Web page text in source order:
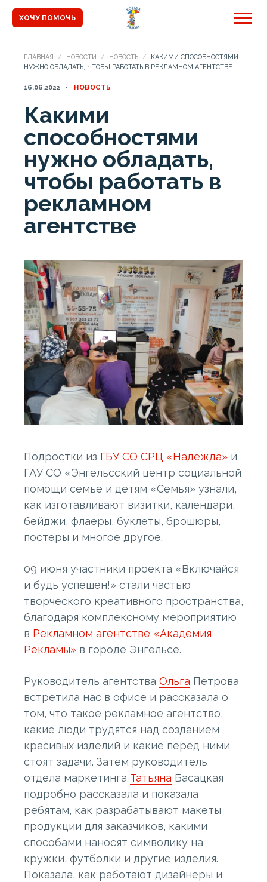
ХОЧУ ПОМОЧЬ
ГЛАВНАЯ НОВОСТИ НОВОСТЬ
КАКИМИ СПОСОБНОСТЯМИ
НУЖНО ОБЛАДАТЬ, ЧТОБЫ РАБОТАТЬ В РЕКЛАМНОМ АГЕНТСТВЕ
16.06.2022 НОВОСТЬ
Какими
способностями
нужно обладать,
чтобы работать в
рекламном
агентстве
Подростки из ГБУ СО СРЦ «Надежда» и
ГАУ СО «Энгельсский центр социальной
помощи семье и детям «Семья» узнали,
как изготавливают визитки, календари,
бейджи, флаеры, буклеты, брошюры,
постеры и многое другое.
09 июня участники проекта «Включайся
и будь успешен!» стали частью
творческого креативного пространства,
благодаря комплексному мероприятию
в Рекламном агентстве «Академия
Рекламы» в городе Энгельсе.
Руководитель агентства Ольга Петрова
встретила нас в офисе и рассказала о
том, что такое рекламное агентство,
какие люди трудятся над созданием
красивых изделий и какие перед ними
стоят задачи. Затем руководитель
отдела маркетинга Татьяна Басацкая
подробно рассказала и показала
ребятам, как разрабатывают макеты
продукции для заказчиков, какими
способами наносят символику на
кружки, футболки и другие изделия.
Показала, как работают дизайнеры и